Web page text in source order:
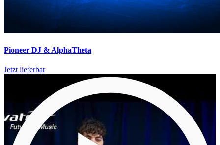
Pioneer DJ & AlphaTheta
Jetzt lieferbar